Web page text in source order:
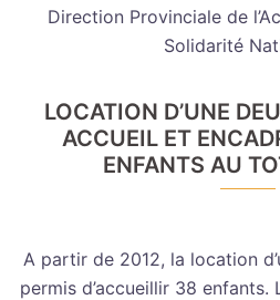
Direction Provinciale de
Solidarité
LOCATION D’UNE
ACCUEIL ET
ENFANTS AU
A partir de 2012, la location
permis d’accueillir 38 enfants.